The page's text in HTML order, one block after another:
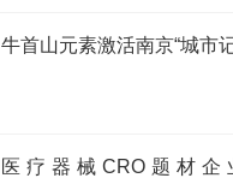
牛首山元素激活南京“城市
医疗器械CRO题材企